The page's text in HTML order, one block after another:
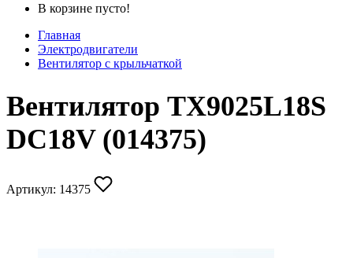
В корзине пусто!
Главная
Электродвигатели
Вентилятор с крыльчаткой
Вентилятор TX9025L18S
DC18V (014375)
Артикул: 14375